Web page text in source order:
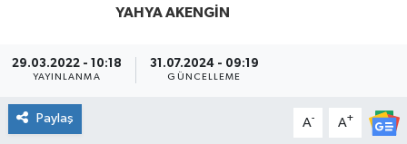
YAHYA AKENGIN
29.03.2022 - 10:18
YAYINLANMA
31.07.2024 - 09:19
GÜNCELLEME
Paylaş A- A+